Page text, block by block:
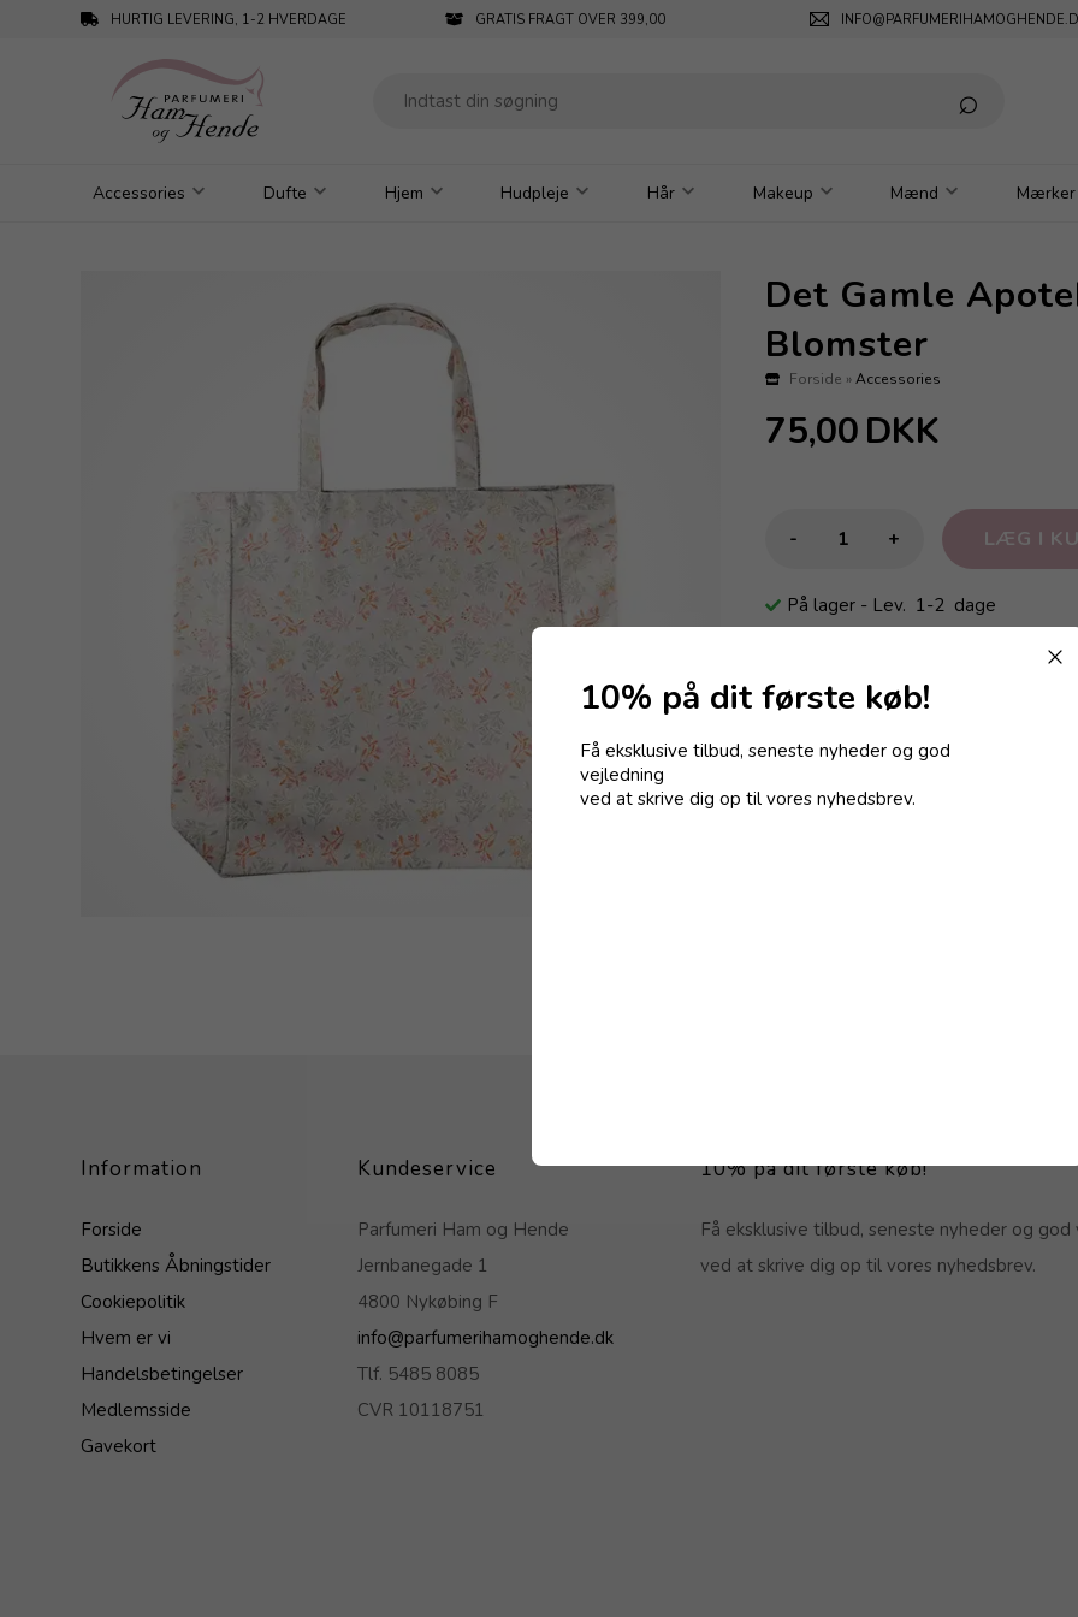
HURTIG LEVERING, 1-2 HVERDAGE GRATIS FRAGT OVER 399,00
Accessories Dufte Hjem Hudpleje Hår Makeup Mænd Mærker
Det Gamle
Blomster
Forside »Accessories
75,00DKK
- +
På lager - Lev. 1-2 dage
Det Gamle Apotek
Læs mere
Information
Forside
Butikkens Åbningstider
Cookiepolitik
Hvem er vi
Handelsbetingelser
Medlemsside
Gavekort
Kundeservice
Parfumeri Ham og Hende
Jernbanegade 1
4800 Nykøbing F
info@parfumerihamoghende.dk
Tlf. 5485 8085
CVR 10118751
10% på dit første køb!
Få eksklusive tilbud, seneste nyheder og god
ved at skrive dig op til vores nyhedsbrev.
10% på dit første køb!
Få eksklusive tilbud, seneste nyheder og god
vejledning
ved at skrive dig op til vores nyhedsbrev.